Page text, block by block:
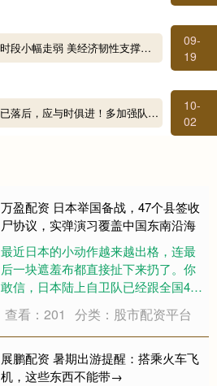
金鼎配资 新加坡元亚洲时段小幅走弱 美经济韧性支撑美元走势
09-
19
匠心智策 中国排球理念已落后，应与时俱进！多加强队员的身体素质训练
10-
02
万盈配资 日本举国备战，47个县签收
尸协议，实弹演习覆盖中国东南沿海
最近日本的小动作越来越出格，连最
后一块遮羞布都直接扯下来扔了。你
敢信，日本陆上自卫队已经跟全国47
个都道府县的所有殡葬机构，签完了
战时遗体处理协议。从收尸流程、无
菌运输到通知家属、抚恤金标准，每
一项都写得明明白白，这可不是小打
小闹，是明摆着....
查看：201 分类：股市配资平台
展鹏配资 暑期出游提醒：搭乘火车飞
机，这些东西不能带→